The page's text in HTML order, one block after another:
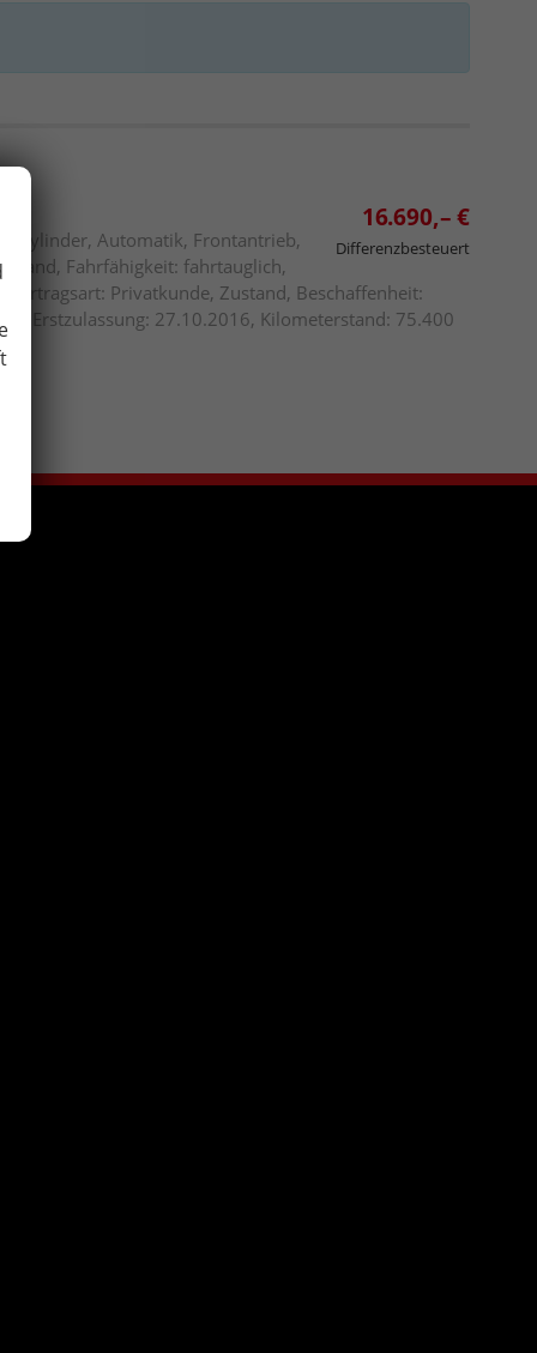
16.690,– €
Differenzbesteuert
4 Zylinder, Automatik, Frontantrieb,
Fahrfähigkeit: fahrtauglich,
Privatkunde, Zustand, Beschaffenheit:
Erstzulassung: 27.10.2016, Kilometerstand: 75.400